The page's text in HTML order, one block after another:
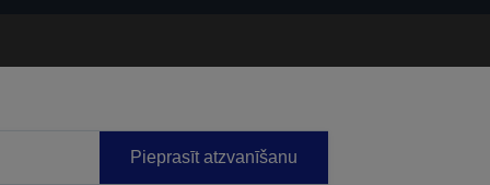
Pieprasīt atzvanīšanu